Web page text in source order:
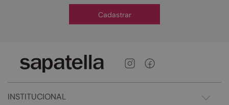
Cadastrar
INSTITUCIONAL